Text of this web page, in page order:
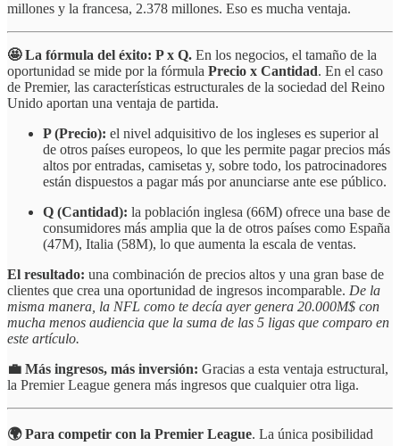
millones y la francesa, 2.378 millones. Eso es mucha ventaja.
🤩 La fórmula del éxito: P x Q. En los negocios, el tamaño de la
oportunidad se mide por la fórmula Precio x Cantidad. En el caso
de Premier, las características estructurales de la sociedad del Reino
Unido aportan una ventaja de partida.
P (Precio): el nivel adquisitivo de los ingleses es superior al
de otros países europeos, lo que les permite pagar precios más
altos por entradas, camisetas y, sobre todo, los patrocinadores
están dispuestos a pagar más por anunciarse ante ese público.
Q (Cantidad): la población inglesa (66M) ofrece una base de
consumidores más amplia que la de otros países como España
(47M), Italia (58M), lo que aumenta la escala de ventas.
El resultado: una combinación de precios altos y una gran base de
clientes que crea una oportunidad de ingresos incomparable. De la
misma manera, la NFL como te decía ayer genera 20.000M$ con
mucha menos audiencia que la suma de las 5 ligas que comparo en
este artículo.
💼 Más ingresos, más inversión: Gracias a esta ventaja estructural,
la Premier League genera más ingresos que cualquier otra liga.
🌍 Para competir con la Premier League. La única posibilidad